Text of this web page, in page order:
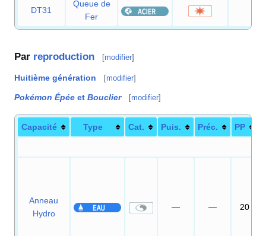
DT31
Queue de
Fer
Par reproduction [modifier]
Huitième génération [modifier]
Pokémon Épée et Bouclier [modifier]
Capacité Type Cat. Puis. Préc. PP
Anneau
Hydro
— — 20